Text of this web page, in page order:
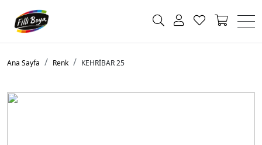
Ana Sayfa Renk KEHRİBAR 25